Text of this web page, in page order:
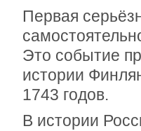
Первая
Это событие
истории
1743 годов.
В истории